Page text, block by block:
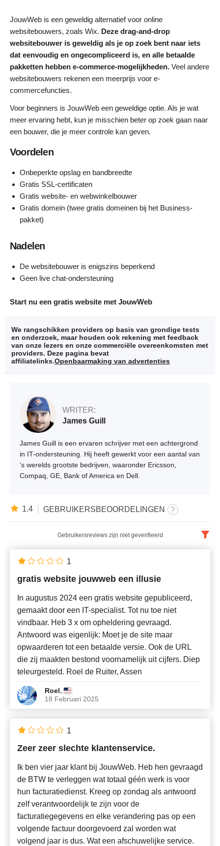
JouwWeb is een geweldig alternatief voor online
websitebouwers, zoals Wix. Deze drag-and-drop
websitebouwer is geweldig als je op zoek bent naar iets
dat eenvoudig en ongecompliceerd is, en alle betaalde
pakketten hebben e-commerce-mogelijkheden. Veel andere
websitebouwers rekenen een meerprijs voor e-
commercefuncties.
Voor beginners is JouwWeb een geweldige optie. Als je wat
meer ervaring hebt, kun je misschien beter op zoek gaan naar
een bouwer, die je meer controle kan geven.
Voordelen
Onbeperkte opslag en bandbreedte
Gratis SSL-certificaten
Gratis website- en webwinkelbouwer
Gratis domein (twee gratis domeinen bij het Business-
pakket)
Nadelen
De websitebouwer is enigszins beperkend
Geen live chat-ondersteuning
Start nu een gratis website met JouwWeb
We rangschikken providers op basis van grondige tests
en onderzoek, maar houden ook rekening met feedback
van onze lezers en onze commerciële overeenkomsten met
providers. Deze pagina bevat
affiliatelinks.Openbaarmaking van advertenties
WRITER:
James Guill
James Guill is een ervaren schrijver met een achtergrond
in IT-ondersteuning. Hij heeft gewerkt voor een aantal van
‘s werelds grootste bedrijven, waaronder Ericsson,
Compaq, GE, Bank of America en Dell.
1.4 GEBRUIKERSBEOORDELINGEN
Gebruikersreviews zijn niet geverifieerd
gratis website jouwweb een illusie
In augustus 2024 een gratis website gepubliceerd,
gemaakt door een IT-specialist. Tot nu toe niet
vindbaar. Heb 3 x om opheldering gevraagd.
Antwoord was eigenlijk: Moet je de site maar
opwaarderen tot een betaalde versie. Ook de URL
die zij maakten bestond voornamelijk uit cijfers. Diep
teleurgesteld. Roel de Ruiter, Assen
Roel,
18 Februari 2025
1
Zeer zeer slechte klantenservice.
Ik ben vier jaar klant bij JouwWeb. Heb hen gevraagd
de BTW te verleggen wat totaal géén werk is voor
hun facturatiedienst. Kreeg op zondag als antwoord
zelf verantwoordelijk te zijn voor de
facturatiegegevens en elke verandering pas op een
volgende factuur doorgevoerd zal worden wat
volgend jaar is dus. Wat een afschuwelijke service.
1